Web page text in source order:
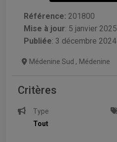
Référence: 201800
Mise à jour: 5 janvier 2025
Publiée: 3 décembre 2024
Médenine Sud , Médenine
Critères
Type
Tout